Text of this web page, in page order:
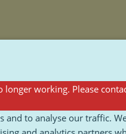
d'appartenance.
longer working. Please
and to analyse our traffic.